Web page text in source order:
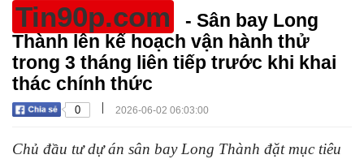
Tin90p.com
- Sân bay Long
Thành lên kế hoạch vận hành thử
trong 3 tháng liên tiếp trước khi khai
thác chính thức
0 | 2026-06-02 06:03:00
Chủ đầu tư dự án sân bay Long Thành đặt mục tiêu